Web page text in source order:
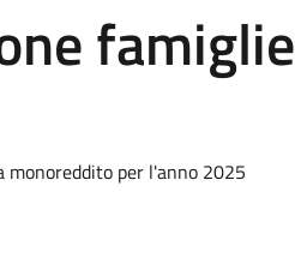
famiglie
monoreddito per l'anno 2025